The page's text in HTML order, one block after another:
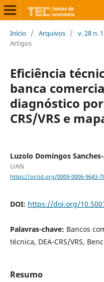
Início / Arquivos / v. 28 n.
Artigos
Eficiência
banca
diagnóstico
CRS/VRS e
Luzolo Domingos
UAN
https://orcid.org/0009-0006-9643-
DOI: https://doi.org/
Palavras-chave: Bancos
técnica, DEA-CRS/VRS,
Resumo